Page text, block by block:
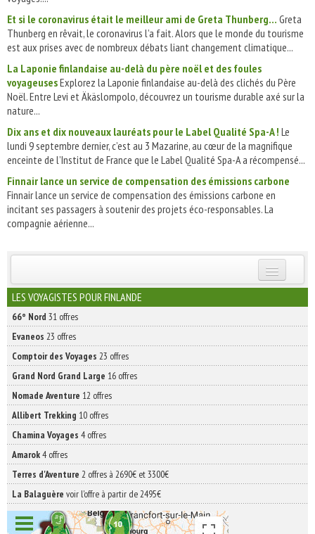
Et si le coronavirus était le meilleur ami de Greta Thunberg… Greta
Thunberg en rêvait, le coronavirus l’a fait. Alors que le monde du tourisme
est aux prises avec de nombreux débats liant changement climatique...
La Laponie finlandaise au-delà du père noël et des foules
voyageusesExplorez la Laponie finlandaise au-delà des clichés du Père
Noël. Entre Levi et Äkäslompolo, découvrez un tourisme durable axé sur la
nature...
Dix ans et dix nouveaux lauréats pour le Label Qualité Spa-A ! Le
lundi 9 septembre dernier, c’est au 3 Mazarine, au cœur de la magnifique
enceinte de l’Institut de France que le Label Qualité Spa-A a récompensé...
Finnair lance un service de compensation des émissions carbone
Finnair lance un service de compensation des émissions carbone en
incitant ses passagers à soutenir des projets éco-responsables. La
compagnie aérienne...
INSCRIVEZ-VOUS | ABONNEZ-VOUS
LES VOYAGISTES POUR FINLANDE
66° Nord 31 offres
Evaneos 23 offres
Comptoir des Voyages 23 offres
Grand Nord Grand Large 16 offres
Nomade Aventure 12 offres
Allibert Trekking 10 offres
Chamina Voyages 4 offres
Amarok4 offres
Terres d'Aventure 2 offres à 2690€ et 3300€
La Balaguère voir l'offre à partir de 2495€